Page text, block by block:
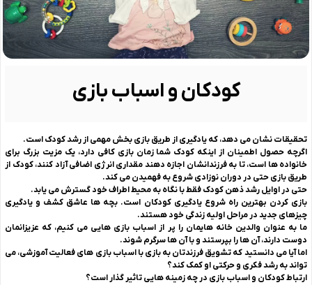
کودکان و اسباب بازی
تحقیقات نشان می دهد، که یادگیری از طریق بازی بخش مهمی از رشد کودک است.
اگرچه حصول اطمینان از اینکه کودک شما زمان بازی کافی دارد، یک مزیت بزرگ برای
خانواده ها است، تا به فرزندانشان اجازه دهندمقداری انرژی اضافی آزاد کنند، کودک از
طریق بازی حتی در دوران نوزادی شروع به فهمیدن می کند.
حتی در اوایل رشد ذهن کودک فقط با نگاه به محیط اطراف خود گسترش می یابد.
بازی کردن بهترین راه شروع یادگیری کودکان است. بچه ها عاشق کشف و یادگیری
چیزهای جدید در مراحل اولیه زندگی خود هستند.
ما به عنوان والدین خانه هایمان را پر از اسباب بازی هایی می کنیم، که عزیزانمان
دوست دارند، آن ها را بپرستند و با آن ها سرگرم شوند.
اما آیا می دانستید که تشویق فرزندتان به بازی با اسباب بازی های فعالیت آموزشی، می
تواند به رشد فکری و حرکتی او کمک کند؟
ارتباط کودکان و اسباب بازی در چه زمینه هایی تاثیر گذار است؟